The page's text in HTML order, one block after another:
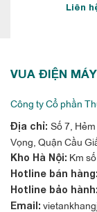
Liên
VUA ĐIỆN MÁY
Công ty Cổ phần
Địa chỉ: Số 7,
Vọng, Quận Cầu
Kho Hà Nội: Km
Hotline bán hàng:
Hotline bảo hành:
Email: